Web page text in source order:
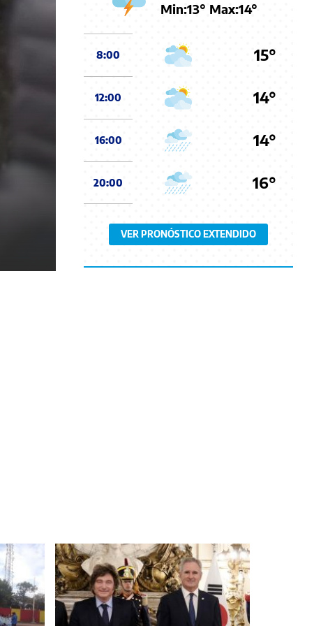
Min:13° Max:14°
8:00 15°
12:00 14°
16:00 14°
20:00 16°
VER PRONÓSTICO EXTENDIDO